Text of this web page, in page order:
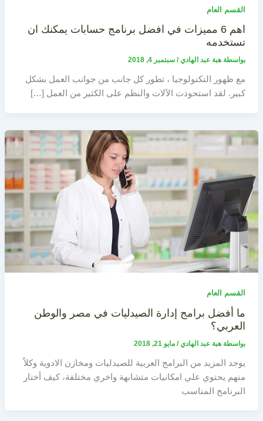
القسم العام
اهم 6 مميزات في افضل برنامج حسابات يمكنك ان
تستخدمه
بواسطة هبة عبد الهادي/ سبتمبر 4, 2018
مع ظهور التكنولوجيا ، تطور كل جانب من جوانب العمل بشكل
كبير. لقد استحوذت الآلات والنظم على الكثير من العمل […]
القسم العام
ما أفضل برامج إدارة الصيدليات في مصر والوطن
العربي؟
بواسطة هبة عبد الهادي/ مايو 21, 2018
يوجد المزيد من البرامج العربية للصيدليات ومخازن الادوية وكلاً
منهم يحتوي علي امكانيات متشابهة واخري مختلفة، كيف أختار
البرنامج المناسب